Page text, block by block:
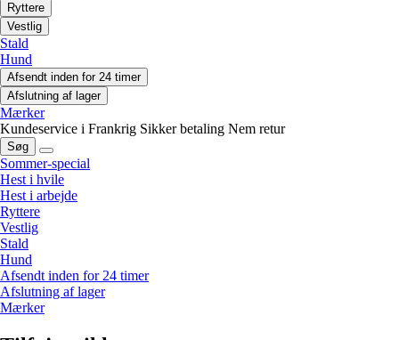
Ryttere
Vestlig
Stald
Hund
Afsendt inden for 24 timer
Afslutning af lager
Mærker
Kundeservice i Frankrig Sikker betaling Nem retur
Søg
Sommer-special
Hest i hvile
Hest i arbejde
Ryttere
Vestlig
Stald
Hund
Afsendt inden for 24 timer
Afslutning af lager
Mærker